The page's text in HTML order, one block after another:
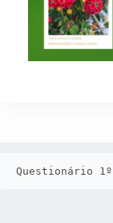
Questionário